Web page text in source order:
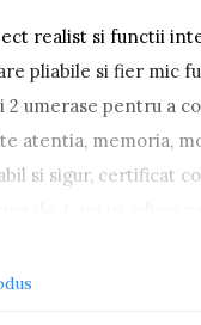
realist si functii
pliabile si fier mic
2 umerase pentru a
atentia, memoria,
si sigur, certificat